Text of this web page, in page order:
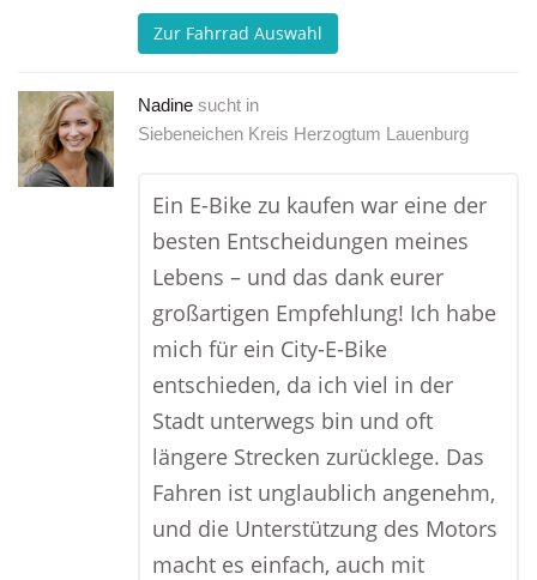
Zur Fahrrad Auswahl
Nadine sucht in
Siebeneichen Kreis Herzogtum Lauenburg
Ein E-Bike zu kaufen war eine der
besten Entscheidungen meines
Lebens – und das dank eurer
großartigen Empfehlung! Ich habe
mich für ein City-E-Bike
entschieden, da ich viel in der
Stadt unterwegs bin und oft
längere Strecken zurücklege. Das
Fahren ist unglaublich angenehm,
und die Unterstützung des Motors
macht es einfach, auch mit